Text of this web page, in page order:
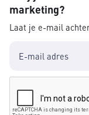
marketing?
Laat je e-mail